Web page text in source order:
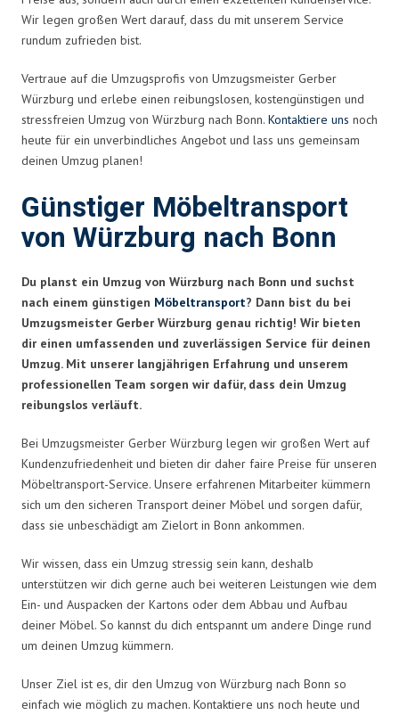
Wir legen großen Wert darauf, dass du mit unserem Service
rundum zufrieden bist.
Vertraue auf die Umzugsprofis von Umzugsmeister Gerber
Würzburg und erlebe einen reibungslosen, kostengünstigen und
stressfreien Umzug von Würzburg nach Bonn. Kontaktiere uns noch
heute für ein unverbindliches Angebot und lass uns gemeinsam
deinen Umzug planen!
Günstiger Möbeltransport
von Würzburg nach Bonn
Du planst ein Umzug von Würzburg nach Bonn und suchst
nach einem günstigen Möbeltransport? Dann bist du bei
Umzugsmeister Gerber Würzburg genau richtig! Wir bieten
dir einen umfassenden und zuverlässigen Service für deinen
Umzug. Mit unserer langjährigen Erfahrung und unserem
professionellen Team sorgen wir dafür, dass dein Umzug
reibungslos verläuft.
Bei Umzugsmeister Gerber Würzburg legen wir großen Wert auf
Kundenzufriedenheit und bieten dir daher faire Preise für unseren
Möbeltransport-Service. Unsere erfahrenen Mitarbeiter kümmern
sich um den sicheren Transport deiner Möbel und sorgen dafür,
dass sie unbeschädigt am Zielort in Bonn ankommen.
Wir wissen, dass ein Umzug stressig sein kann, deshalb
unterstützen wir dich gerne auch bei weiteren Leistungen wie dem
Ein- und Auspacken der Kartons oder dem Abbau und Aufbau
deiner Möbel. So kannst du dich entspannt um andere Dinge rund
um deinen Umzug kümmern.
Unser Ziel ist es, dir den Umzug von Würzburg nach Bonn so
einfach wie möglich zu machen. Kontaktiere uns noch heute und